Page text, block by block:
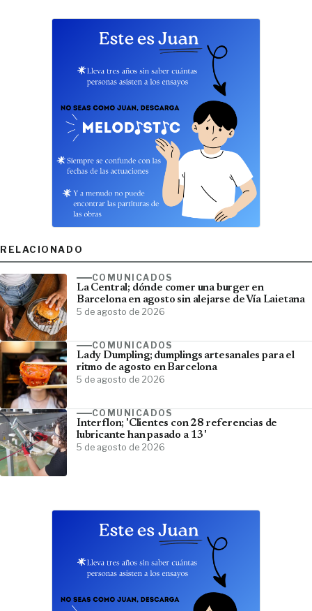
RELACIONADO
COMUNICADOS
La Central; dónde comer una burger en
Barcelona en agosto sin alejarse de Vía Laietana
5 de agosto de 2026
COMUNICADOS
Lady Dumpling; dumplings artesanales para el
ritmo de agosto en Barcelona
5 de agosto de 2026
COMUNICADOS
Interflon; 'Clientes con 28 referencias de
lubricante han pasado a 13'
5 de agosto de 2026